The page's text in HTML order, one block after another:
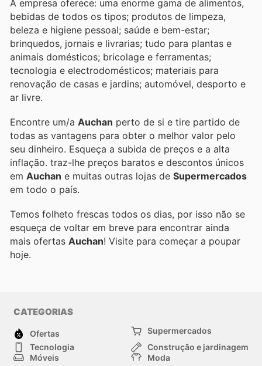
A empresa oferece: uma enorme gama de alimentos,
bebidas de todos os tipos; produtos de limpeza,
beleza e higiene pessoal; saúde e bem-estar;
brinquedos, jornais e livrarias; tudo para plantas e
animais domésticos; bricolage e ferramentas;
tecnologia e electrodomésticos; materiais para
renovação de casas e jardins; automóvel, desporto e
ar livre.
Encontre um/a Auchan perto de si e tire partido de
todas as vantagens para obter o melhor valor pelo
seu dinheiro. Esqueça a subida de preços e a alta
inflação. traz-lhe preços baratos e descontos únicos
em Auchan e muitas outras lojas de Supermercados
em todo o país.
Temos folheto frescas todos os dias, por isso não se
esqueça de voltar em breve para encontrar ainda
mais ofertas Auchan ! Visite para começar a poupar
hoje.
CATEGORIAS
Ofertas
Supermercados
Tecnologia
Construção e jardinagem
Móveis
Moda